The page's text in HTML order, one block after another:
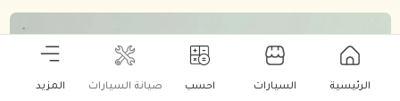
الرئيسية السيارات احسب صيانة السيارات المزيد